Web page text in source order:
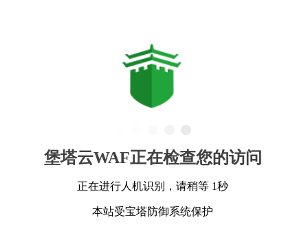
堡塔云WAF正在检查您的访问
正在进行人机识别，请稍等 1秒
本站受宝塔防御系统保护